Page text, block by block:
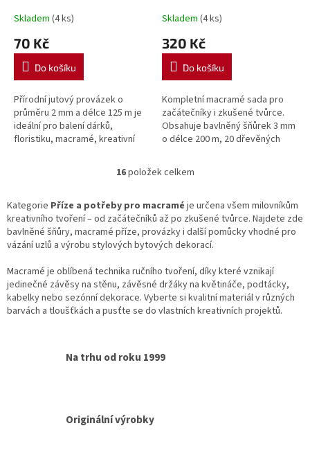
Přírodní juta
Skladem (4 ks)
70 Kč
Do košíku
Přírodní jutový provázek o
průměru 2 mm a délce 125 m je
ideální pro balení dárků,
floristiku, macramé, kreativní
Kompletní sada pro výrobu
snů a závěsů
Skladem (4 ks)
320 Kč
Do košíku
Kompletní macramé sada pro
začátečníky i zkušené tvůrce.
Obsahuje bavlněný šňůrek 3 mm
o délce 200 m, 20 dřevěných
Ideální pro výrobu nástěnných...
O
l
á
d
a
í
p
r
v
ý
u
16položek celkem
Kategorie Příze a potřeby pro macramé je určena všem milovníkům
kreativního tvoření – od začátečníků až po zkušené tvůrce. Najdete zde
bavlněné šňůry, macramé příze, provázky i další pomůcky vhodné pro
vázání uzlů a výrobu stylových bytových dekorací.
Macramé je oblíbená technika ručního tvoření, díky které vznikají
jedinečné závěsy na stěnu, závěsné držáky na květináče, podtácky,
kabelky nebo sezónní dekorace. Vyberte si kvalitní materiál v různých
barvách a tloušťkách a pusťte se do vlastních kreativních projektů.
Na trhu od roku 1999
Originální výrobky